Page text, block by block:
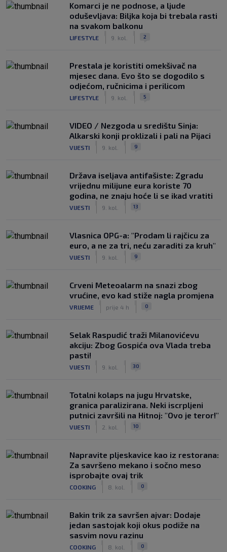
Komarci je ne podnose, a ljude
oduševljava: Biljka koja bi trebala rasti
na svakom balkonu
LIFESTYLE 9. kol. 2
Prestala je koristiti omekšivač na
mjesec dana. Evo što se dogodilo s
odjećom, ručnicima i perilicom
LIFESTYLE 9. kol. 5
VIDEO / Nezgoda u središtu Sinja:
Alkarski konji proklizali i pali na Pijaci
VIJESTI 9. kol. 9
Država iseljava antifašiste: Zgradu
vrijednu milijune eura koriste 70
godina, ne znaju hoće li se ikad vratiti
VIJESTI 9. kol. 13
Vlasnica OPG-a: "Prodam li rajčicu za
euro, a ne za tri, neću zaraditi za kruh"
VIJESTI 9. kol. 9
Crveni Meteoalarm na snazi zbog
vrućine, evo kad stiže nagla promjena
VRIJEME prije 4 h 0
Selak Raspudić traži Milanovićevu
akciju: Zbog Gospića ova Vlada treba
pasti!
VIJESTI 9. kol. 30
Totalni kolaps na jugu Hrvatske,
granica paralizirana. Neki iscrpljeni
putnici završili na Hitnoj: "Ovo je teror!"
VIJESTI 2. kol. 10
Napravite pljeskavice kao iz restorana:
Za savršeno mekano i sočno meso
isprobajte ovaj trik
COOKING 8. kol. 0
Bakin trik za savršen ajvar: Dodaje
jedan sastojak koji okus podiže na
sasvim novu razinu
COOKING 8. kol. 0